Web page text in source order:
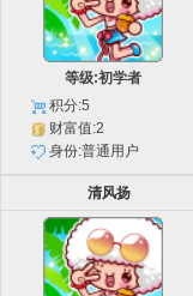
等级:初学者
积分:5
财富值:2
身份:普通用户
清风扬